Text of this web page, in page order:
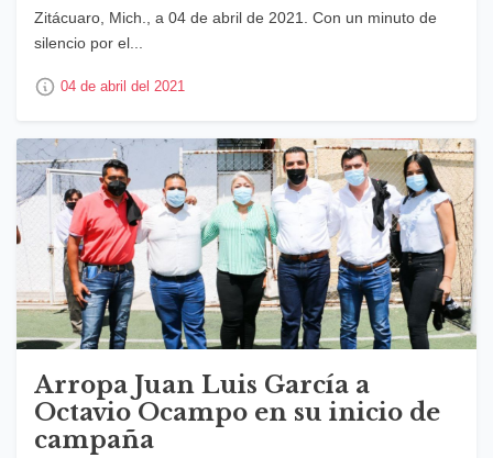
Zitácuaro, Mich., a 04 de abril de 2021. Con un minuto de
silencio por el...
04 de abril del 2021
Arropa Juan Luis García a
Octavio Ocampo en su inicio de
campaña